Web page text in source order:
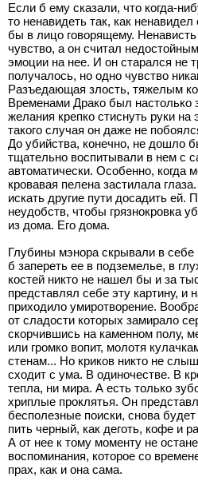
Если б ему сказали, что когда-
то ненавидеть так, как
бы в лицо говорящему.
чувство, а он считал
эмоции на нее. И он старался не
получалось, но одно чувство
Разъедающая злость, тяжелым
Временами Драко был настолько
желания крепко стиснуть руки
такого случая он даже не
До убийства, конечно, не дошло
тщательно воспитывали в нем с
автоматически. Особенно, когда
кровавая пелена застилала
искать другие пути досадить ей.
неудобств, чтобы грязнокровка
из дома. Его дома.
Глубины мэнора скрывали в
б запереть ее в подземелье, в
костей никто не нашел бы и за
представлял себе эту картину, и
приходило умиротворение.
от сладости которых замирало
скорчившись на каменном полу,
или громко вопит, молотя
стенам... Но криков никто не
сходит с ума. В одиночестве. В
тепла, ни мира. А есть только
хриплые проклятья. Он
бесполезные поиски, снова
пить черный, как деготь, кофе и
А от нее к тому моменту не
воспоминания, которое со
прах, как и она сама.